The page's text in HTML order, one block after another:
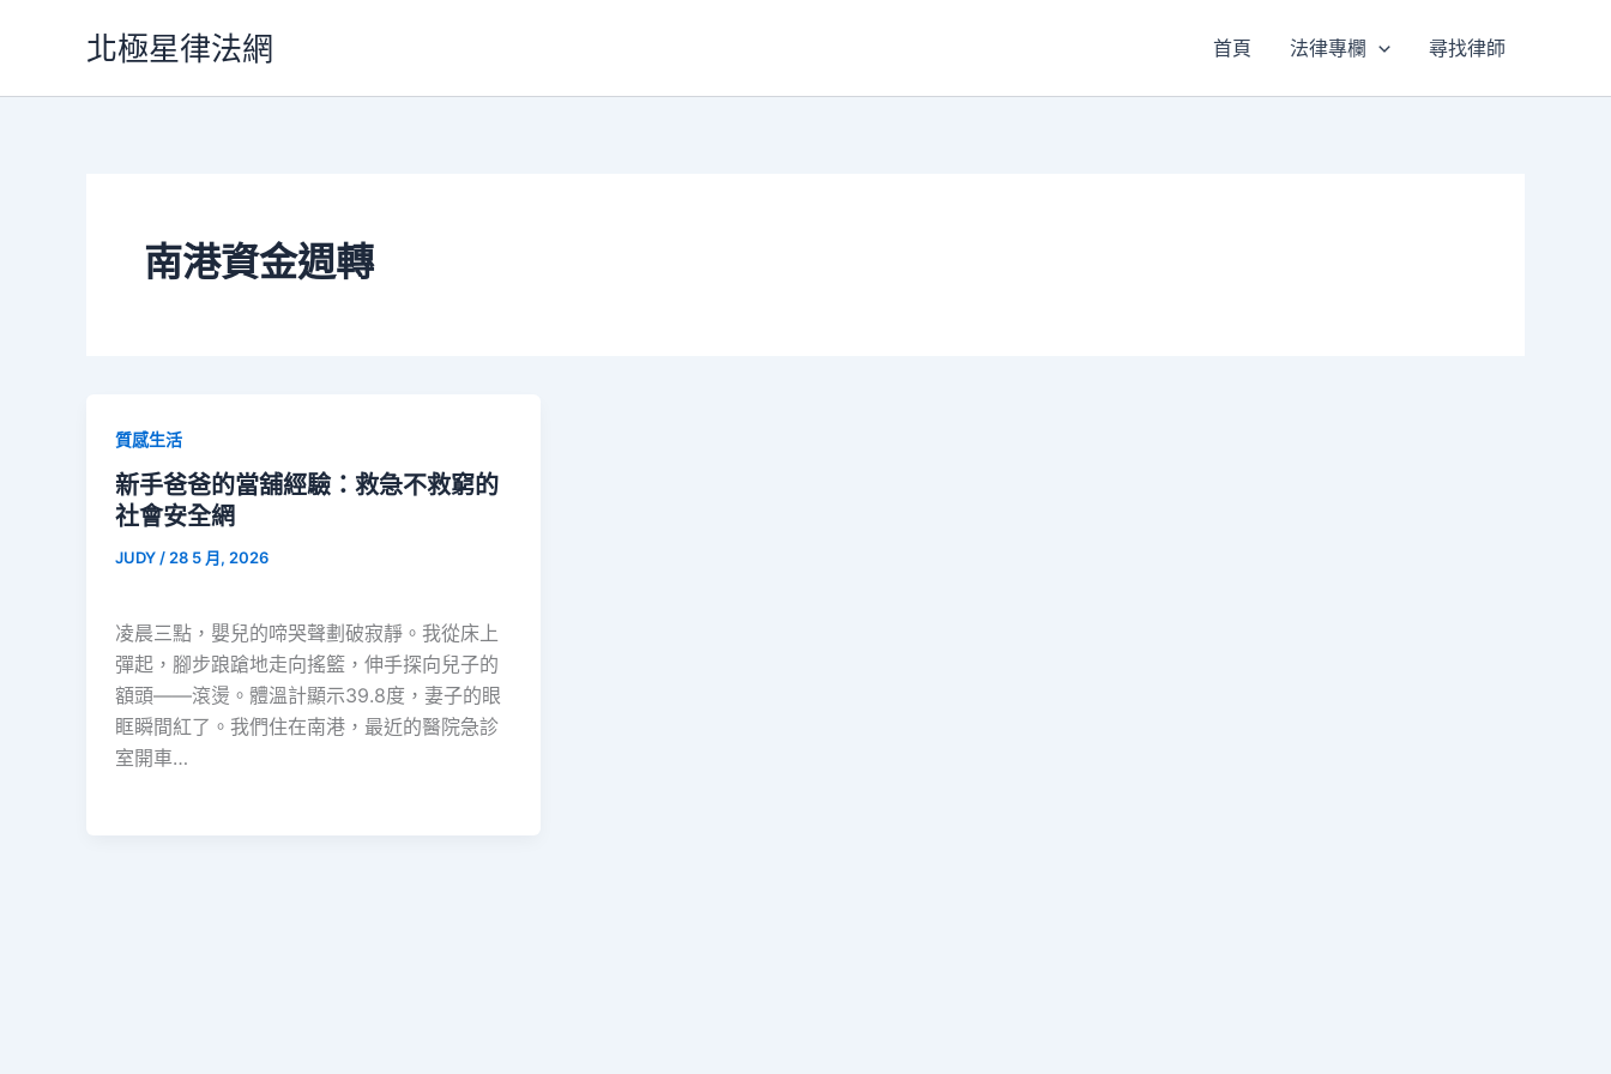
北極星律法網 首頁 法律專欄 尋找律師
南港資金週轉
質感生活
新手爸爸的當舖經驗：救急不救窮的
社會安全網
JUDY / 28 5 月, 2026
凌晨三點，嬰兒的啼哭聲劃破寂靜。我從床上
彈起，腳步踉蹌地走向搖籃，伸手探向兒子的
額頭——滾燙。體溫計顯示39.8度，妻子的眼
眶瞬間紅了。我們住在南港，最近的醫院急診
室開車…